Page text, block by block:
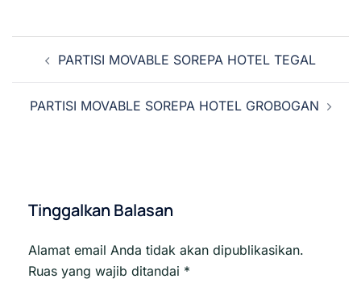
Navigasi
TulisanPARTISI MOVABLE SOREPA HOTEL TEGAL
PARTISI MOVABLE SOREPA HOTEL GROBOGAN
Tinggalkan Balasan
Alamat email Anda tidak akan dipublikasikan.
Ruas yang wajib ditandai *